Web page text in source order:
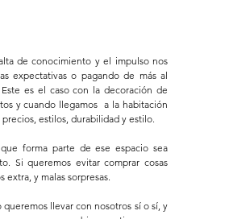
de conocimiento y el impulso nos
expectativas o pagando de más al
es el caso con la decoración de
y cuando llegamos  a la habitación
estilos, durabilidad y estilo.
forma parte de ese espacio sea
Si queremos evitar comprar cosas
y malas sorpresas.
llevar con nosotros sí o sí, y